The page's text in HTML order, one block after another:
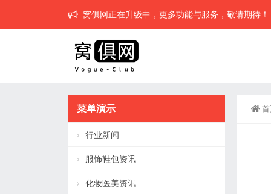
窝俱网正在升级中，更多功能与服务，敬请期待！
菜单演示
行业新闻
服饰鞋包资讯
化妆医美资讯